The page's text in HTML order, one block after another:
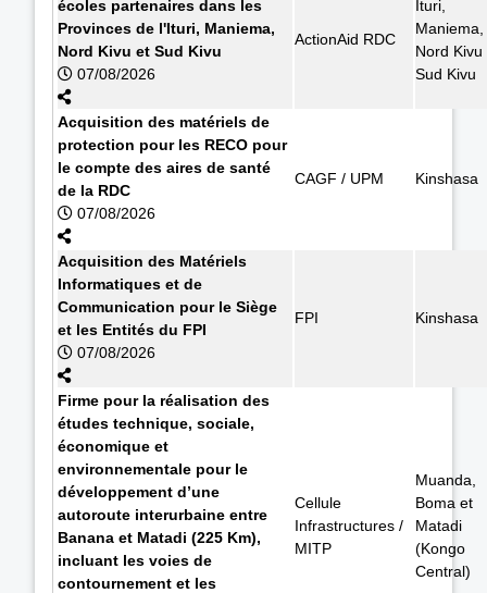
écoles partenaires dans les
Provinces de l'Ituri, Maniema,
Nord Kivu et Sud Kivu
07/08/2026
ActionAid RDC
Ituri,
Maniema,
Nord Kivu
Sud Kivu
Acquisition des matériels de
protection pour les RECO pour
le compte des aires de santé
de la RDC
07/08/2026
CAGF / UPM Kinshasa
Acquisition des Matériels
Informatiques et de
Communication pour le Siège
et les Entités du FPI
07/08/2026
FPI Kinshasa
Firme pour la réalisation des
études technique, sociale,
économique et
environnementale pour le
développement d’une
autoroute interurbaine entre
Banana et Matadi (225 Km),
incluant les voies de
contournement et les
Cellule
Infrastructures /
MITP
Muanda,
Boma et
Matadi
(Kongo
Central)